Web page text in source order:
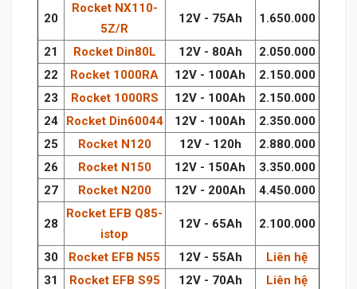
20
Rocket NX110-
5Z/R
12V - 75Ah 1.650.000
21 Rocket Din80L 12V - 80Ah
2.050.000
22
Rocket 1000RA 12V - 100Ah
2.150.000
23
Rocket 1000RS 12V - 100Ah
2.150.000
24
Rocket Din60044 12V - 100Ah
2.350.000
25
Rocket N120 12V - 120h
2.880.000
26
Rocket N150 12V - 150Ah
3.350.000
27
Rocket N200 12V - 200Ah 4.450.000
28
Rocket EFB Q85-
istop
12V - 65Ah 2.100.000
30 Rocket EFB N55 12V - 55Ah
Liên hệ
31
Rocket EFB S95 12V - 70Ah
Liên hệ